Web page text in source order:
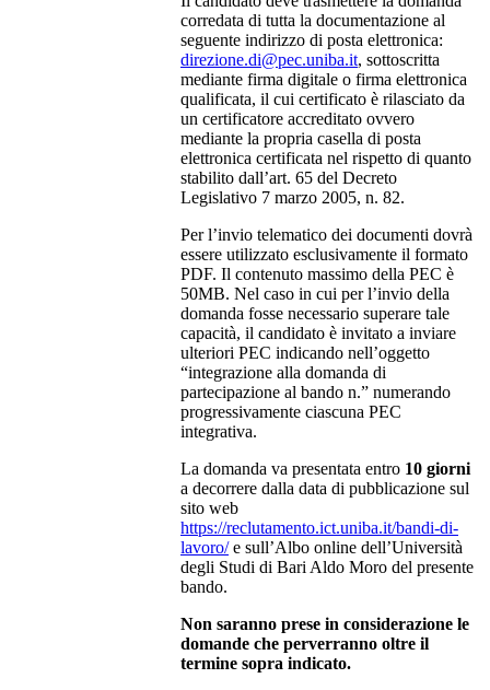
corredata di tutta la documentazione al
seguente indirizzo di posta elettronica:
direzione.di@pec.uniba.it, sottoscritta
mediante firma digitale o firma elettronica
qualificata, il cui certificato è rilasciato da
un certificatore accreditato ovvero
mediante la propria casella di posta
elettronica certificata nel rispetto di quanto
stabilito dall’art. 65 del Decreto
Legislativo 7 marzo 2005, n. 82.
Per l’invio telematico dei documenti dovrà
essere utilizzato esclusivamente il formato
PDF. Il contenuto massimo della PEC è
50MB. Nel caso in cui per l’invio della
domanda fosse necessario superare tale
capacità, il candidato è invitato a inviare
ulteriori PEC indicando nell’oggetto
“integrazione alla domanda di
partecipazione al bando n.” numerando
progressivamente ciascuna PEC
integrativa.
La domanda va presentata entro 10 giorni
a decorrere dalla data di pubblicazione sul
sito web
https://reclutamento.ict.uniba.it/bandi-di-
lavoro/e sull’Albo online dell’Università
degli Studi di Bari Aldo Moro del presente
bando.
Non saranno prese in considerazione le
domande che perverranno oltre il
termine sopra indicato.